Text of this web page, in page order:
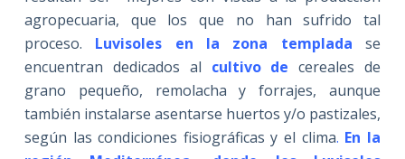
agropecuaria, que los que no han sufrido tal
proceso. Luvisoles en la zona templada
se
encuentran dedicados al cultivo decereales de
grano pequeño, remolacha y forrajes, aunque
también instalarse asentarse huertos y/o pastizales,
según las condiciones fisiográficas y el clima. En la